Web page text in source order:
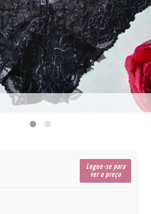
Logue-se para
ver o preço